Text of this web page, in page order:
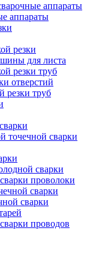
аппараты
аппараты
резки
для листа
резки труб
отверстий
резки труб
точечной сварки
сварки
проволоки
сварки
сварки
проводов